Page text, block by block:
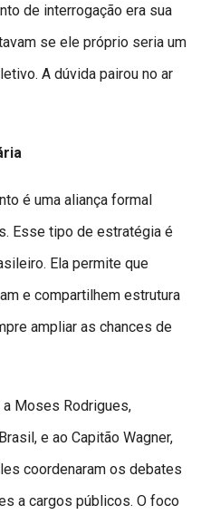
de interrogação era sua
se ele próprio seria um
A dúvida pairou no ar
é uma aliança formal
Esse tipo de estratégia é
Ela permite que
e compartilhem estrutura
ampliar as chances de
Moses Rodrigues,
e ao Capitão Wagner,
coordenaram os debates
a cargos públicos. O foco